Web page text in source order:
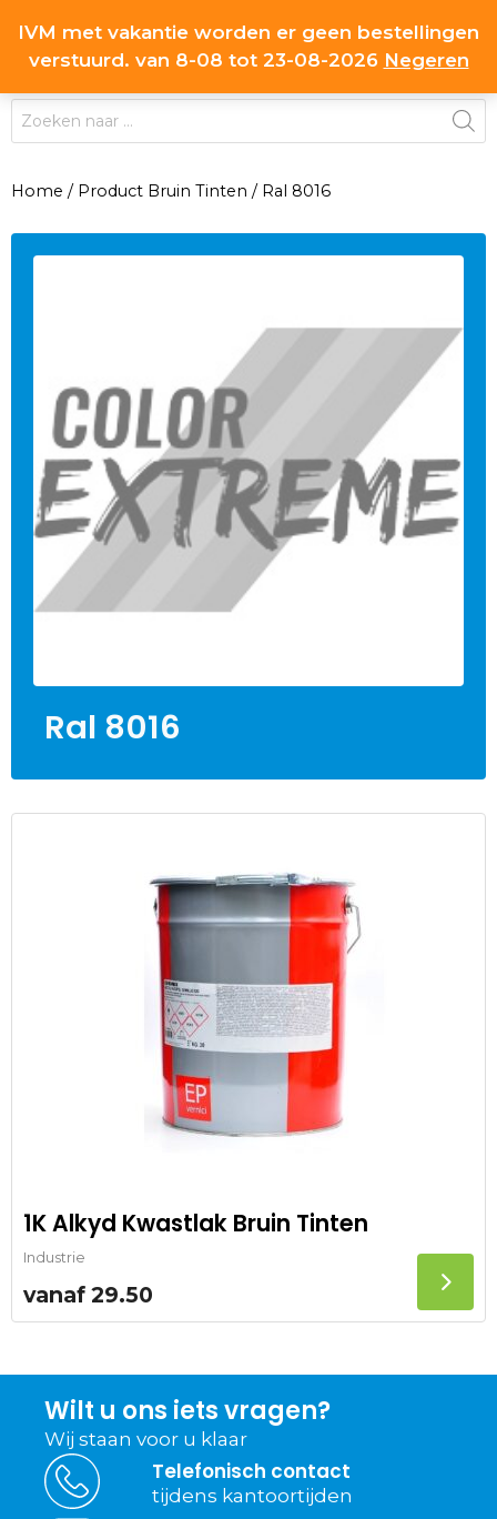
IVM met vakantie worden er geen bestellingen
verstuurd. van 8-08 tot 23-08-2026 Negeren
naar
inhoud
0 MENU
Producten
zoeken
Home / Product Bruin Tinten / Ral 8016
Ral 8016
1K Alkyd Kwastlak Bruin Tinten
Industrie
vanaf 29.50
Wilt u ons iets vragen?
Wij staan voor u klaar
Telefonisch contact
tijdens kantoortijden